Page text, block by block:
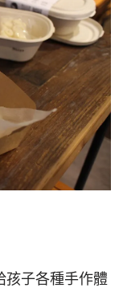
孩子各種手作體